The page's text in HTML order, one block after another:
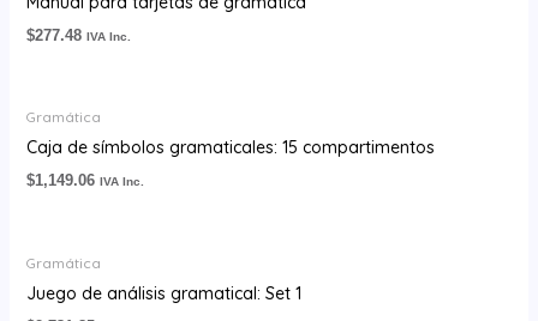
$277.48 IVA Inc.
Gramática
Caja de símbolos gramaticales: 15 compartimentos
$1,149.06 IVA Inc.
Gramática
Juego de análisis gramatical: Set 1